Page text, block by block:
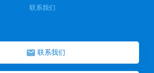
联系我们
联系我们